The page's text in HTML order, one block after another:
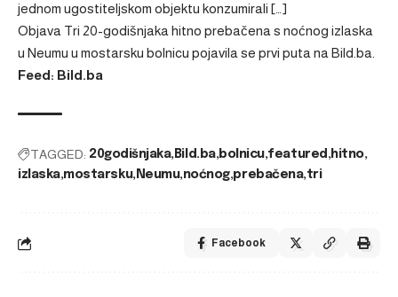
jednom ugostiteljskom objektu konzumirali […]
Objava Tri 20-godišnjaka hitno prebačena s noćnog izlaska
u Neumu u mostarsku bolnicu pojavila se prvi puta na Bild.ba
Feed: Bild.ba
TAGGED: 20godišnjaka Bild.ba bolnicu featured hitno
izlaska mostarsku Neumu noćnog prebačena tri
Facebook